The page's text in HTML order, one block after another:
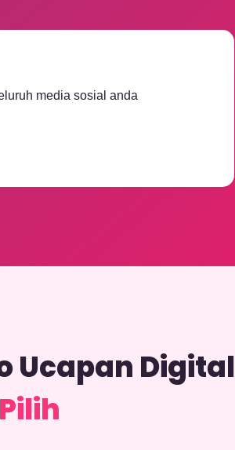
media sosial anda
Ucapan Digital